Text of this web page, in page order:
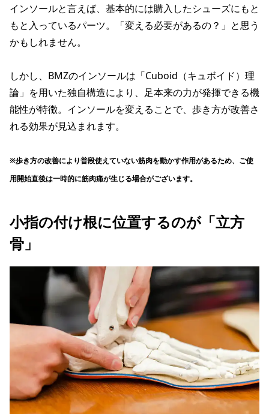
インソールと言えば、基本的には購入したシューズにもと
もと入っているパーツ。「変える必要があるの？」と思う
かもしれません。
しかし、BMZのインソールは「Cuboid（キュボイド）理
論」を用いた独自構造により、足本来の力が発揮できる機
能性が特徴。インソールを変えることで、歩き方が改善さ
れる効果が見込まれます。
※歩き方の改善により普段使えていない筋肉を動かす作用があるため、ご使
用開始直後は一時的に筋肉痛が生じる場合がございます。
小指の付け根に位置するのが「立方
骨」